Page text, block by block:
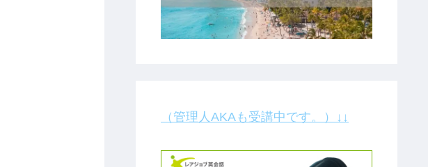
（管理人AKAも受講中です。）↓↓